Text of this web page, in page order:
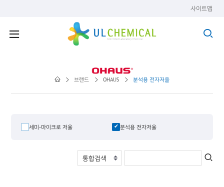
사이트맵
브랜드 OHAUS 분석용 전자저울
세미-마이크로 저울 분석용 전자저울